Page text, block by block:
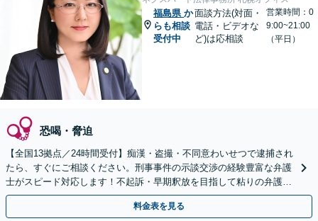
福島県 か
らも相談
受付中
面談方法(対面・
電話・ビデオな
ど)は応相談
営業時間：0
9:00~21:00
（平日）
恐喝・脅迫
【全国13拠点／24時間受付】痴漢・盗撮・不同意わいせつで逮捕され
たら、すぐにご相談ください。刑事事件の示談交渉の経験豊富な弁護
士がスピード対応します！不起訴・早期釈放を目指して粘りの弁護活
動を行います。
料金表を見る